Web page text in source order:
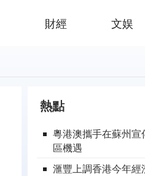
財經 文娱
熱點
粵港澳攜手在蘇州
區機遇
滙豐上調香港今年